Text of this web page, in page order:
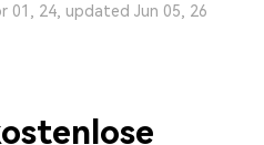
01, 24, updated Jun 05, 26